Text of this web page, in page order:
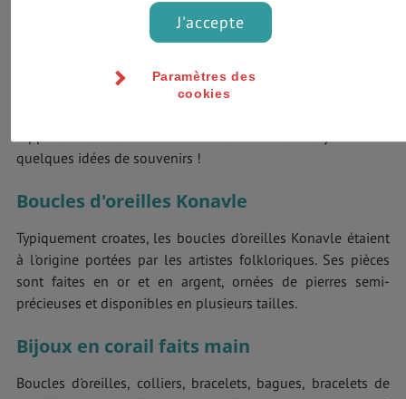
Votre voyage à Dubrovnik touche à sa fin ? Avant de faire
quelques idées de souvenirs !
Boucles d'oreilles Konavle
Typiquement croates, les boucles d'oreilles Konavle étaient
à l'origine portées par les artistes folkloriques. Ses pièces
sont faites en or et en argent, ornées de pierres semi-
précieuses et disponibles en plusieurs tailles.
Bijoux en corail faits main
Boucles d'oreilles, colliers, bracelets, bagues, bracelets de
J'accepte
Paramètres des
cookies